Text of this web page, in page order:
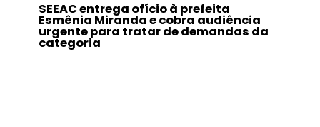
SEEAC entrega ofício à prefeita
Esmênia Miranda e cobra audiência
urgente para tratar de demandas da
categoria